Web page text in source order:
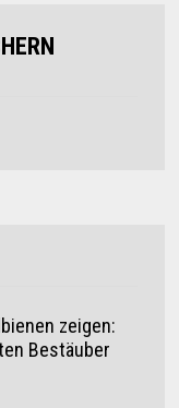
zeigen:
Bestäuber